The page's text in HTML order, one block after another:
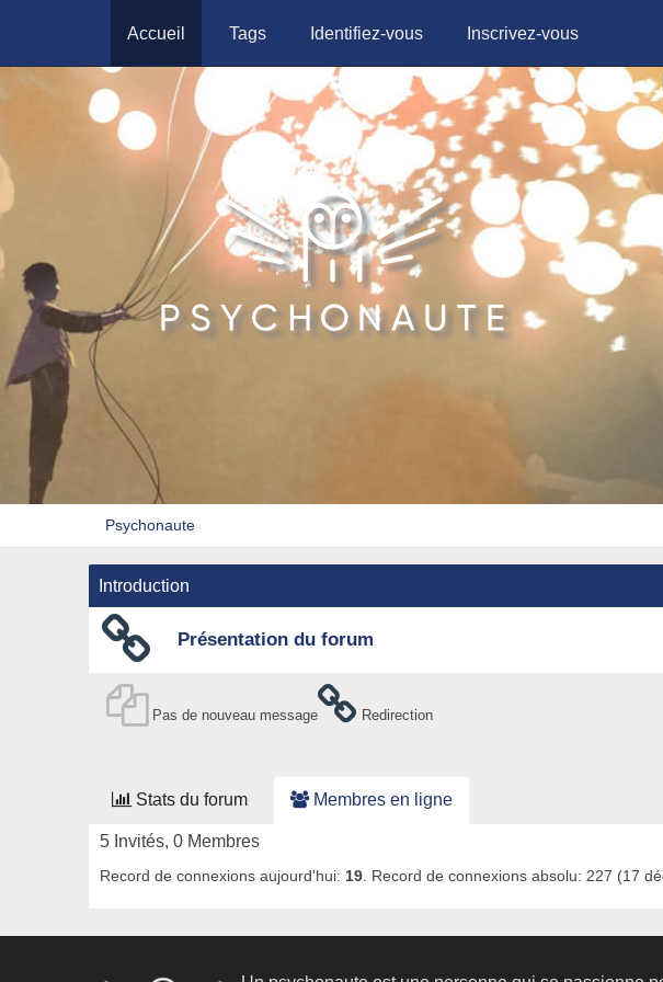
Accueil Tags Identifiez-vous Inscrivez-vous
Psychonaute
Introduction
Présentation du forum
Pas de nouveau message Redirection
Stats du forum Membres en ligne
5 Invités, 0 Membres
Record de connexions aujourd'hui: 19. Record de connexions absolu: 227 (17